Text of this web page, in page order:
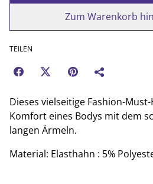
Zum Warenkorb
TEILEN
Dieses vielseitige Fashion-
Komfort eines Bodys mit dem
langen Ärmeln.
Material: Elasthahn : 5%